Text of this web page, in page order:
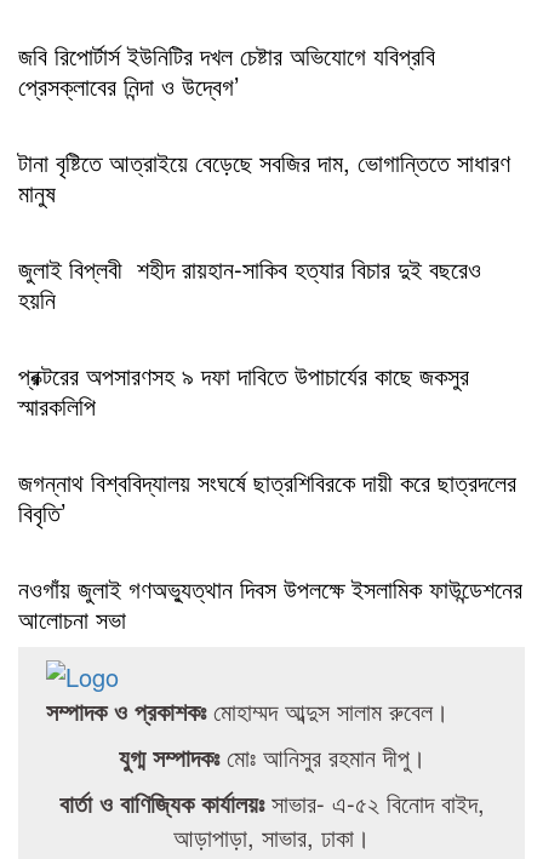
জবি রিপোর্টার্স ইউনিটির দখল চেষ্টার অভিযোগে যবিপ্রবি
প্রেসক্লাবের নিন্দা ও উদ্বেগ’
টানা বৃষ্টিতে আত্রাইয়ে বেড়েছে সবজির দাম, ভোগান্তিতে সাধারণ
মানুষ
জুলাই বিপ্লবী শহীদ রায়হান-সাকিব হত্যার বিচার দুই বছরেও
হয়নি
প্রক্টরের অপসারণসহ ৯ দফা দাবিতে উপাচার্যের কাছে জকসুর
স্মারকলিপি
জগন্নাথ বিশ্ববিদ্যালয় সংঘর্ষে ছাত্রশিবিরকে দায়ী করে ছাত্রদলের
বিবৃতি’
নওগাঁয় জুলাই গণঅভ্যুত্থান দিবস উপলক্ষে ইসলামিক ফাউন্ডেশনের
আলোচনা সভা
সম্পাদক ও প্রকাশকঃমোহাম্মদ আব্দুস সালাম রুবেল।
যুগ্ম সম্পাদকঃমোঃ আনিসুর রহমান দীপু।
বার্তা ও বাণিজ্যিক কার্যালয়ঃসাভার- এ-৫২ বিনোদ বাইদ,
আড়াপাড়া, সাভার, ঢাকা।